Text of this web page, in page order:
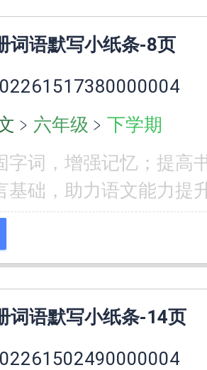
词语默写小纸条-8页
﹥ 六年级 ﹥ 下学期
字词，增强记忆；提高
基础，助力语文能力提
词语默写小纸条-14页